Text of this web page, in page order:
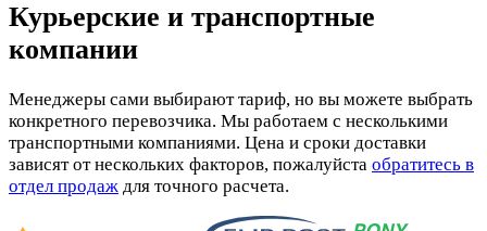
Курьерские и транспортные
компании
Менеджеры сами выбирают тариф, но вы можете выбрать
конкретного перевозчика. Мы работаем с несколькими
транспортными компаниями. Цена и сроки доставки
зависят от нескольких факторов, пожалуйста обратитесь в
отдел продаж для точного расчета.